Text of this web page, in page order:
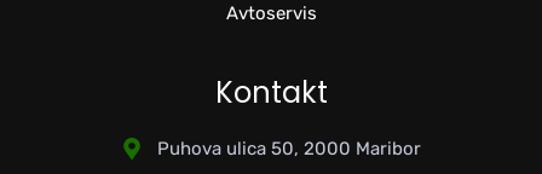
Avtoservis
Kontakt
Puhova ulica 50, 2000 Maribor